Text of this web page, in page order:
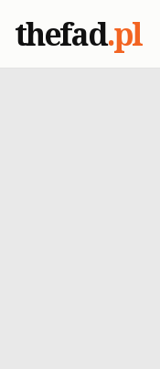
thefad.pl